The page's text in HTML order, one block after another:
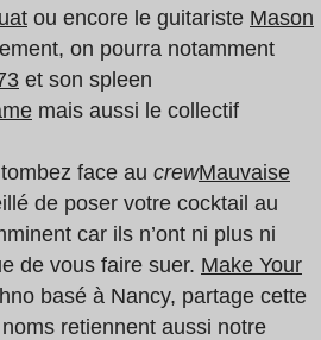
ou encore le guitariste Mason
on pourra notamment
et son spleen
mais aussi le collectif
face au crewMauvaise
de poser votre cocktail au
car ils n’ont ni plus ni
de vous faire suer. Make Your
basé à Nancy, partage cette
retiennent aussi notre